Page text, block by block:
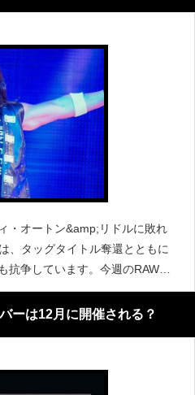
・オートン&amp;リドルに敗れ
、タッグタイトル奪還とともに
抗争しています。今週のRAWで
ジグラー&amp;ルードの試合に
タイルズは姿を見せませ
ーは12月に開催される？